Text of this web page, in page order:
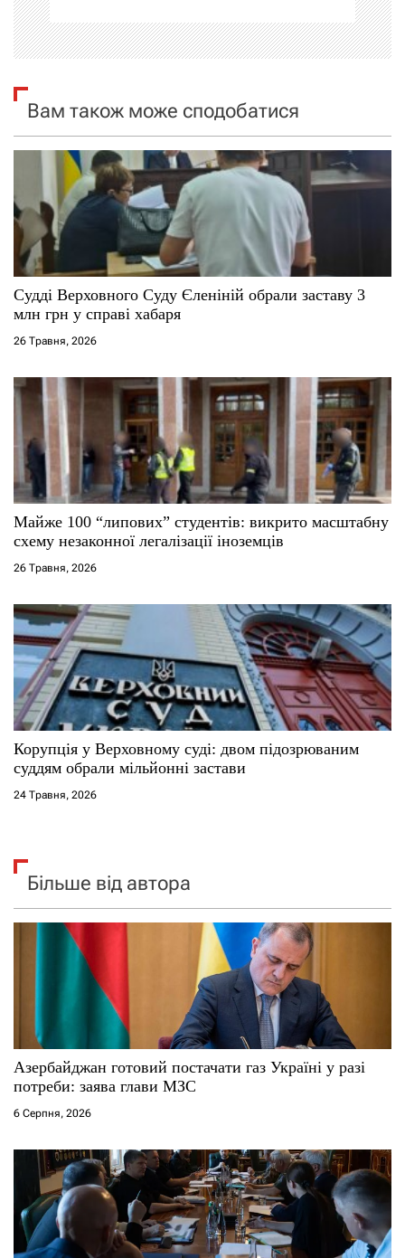
ц
і
я
з
п
и
с
і
в
Вам також може сподобатися
Судді Верховного Суду Єленіній обрали заставу 3
млн грн у справі хабаря
26 Травня, 2026
Майже 100 “липових” студентів: викрито масштабну
схему незаконної легалізації іноземців
26 Травня, 2026
Корупція у Верховному суді: двом підозрюваним
суддям обрали мільйонні застави
24 Травня, 2026
Більше від автора
Азербайджан готовий постачати газ Україні у разі
потреби: заява глави МЗС
6 Серпня, 2026